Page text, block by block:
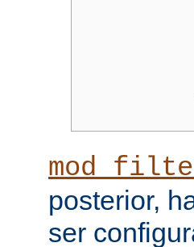
posterior,
ser